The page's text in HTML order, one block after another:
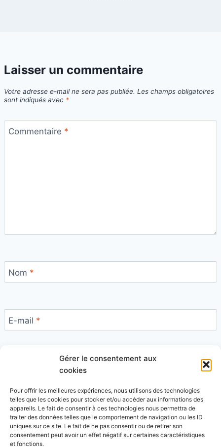
Gérer le consentement aux
cookies
Pour offrir les meilleures expériences, nous utilisons des technologies
telles que les cookies pour stocker et/ou accéder aux informations des
appareils. Le fait de consentir à ces technologies nous permettra de
traiter des données telles que le comportement de navigation ou les ID
uniques sur ce site. Le fait de ne pas consentir ou de retirer son
consentement peut avoir un effet négatif sur certaines caractéristiques
et fonctions.
Laisser un commentaire
Votre adresse e-mail ne sera pas publiée. Les champs obligatoires
sont indiqués avec *
Commentaire *
Nom *
E-mail *
Ce site utilise Akismet pour réduire les indésirables.
En savoir plus sur la façon dont les données de vos